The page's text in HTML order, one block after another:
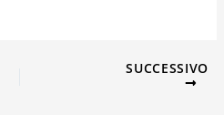
SUCCESSIVO